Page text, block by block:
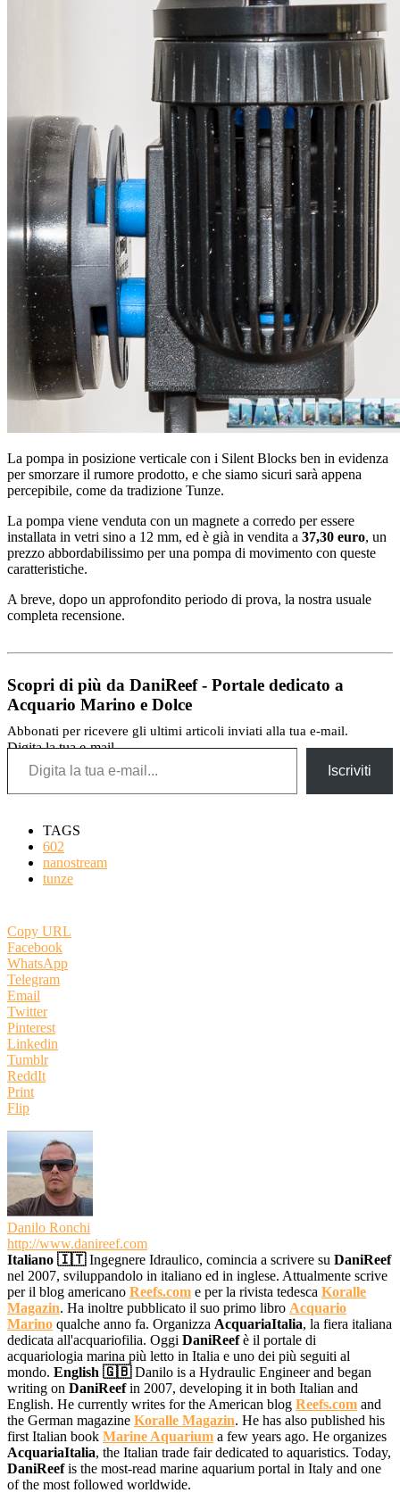
La pompa in posizione verticale con i Silent Blocks ben in evidenza
per smorzare il rumore prodotto, e che siamo sicuri sarà appena
percepibile, come da tradizione Tunze.
La pompa viene venduta con un magnete a corredo per essere
installata in vetri sino a 12 mm, ed è già in vendita a 37,30 euro, un
prezzo abbordabilissimo per una pompa di movimento con queste
caratteristiche.
A breve, dopo un approfondito periodo di prova, la nostra usuale
completa recensione.
Scopri di più da DaniReef - Portale dedicato a
Acquario Marino e Dolce
Abbonati per ricevere gli ultimi articoli inviati alla tua e-mail.
Digita la tua e-mail...
Iscriviti
TAGS
602
nanostream
tunze
Copy URL
Facebook
WhatsApp
Telegram
Email
Twitter
Pinterest
Linkedin
Tumblr
ReddIt
Print
Flip
Danilo Ronchi
http://www.danireef.com
Italiano 🇮🇹Ingegnere Idraulico, comincia a scrivere su DaniReef
nel 2007, sviluppandolo in italiano ed in inglese. Attualmente scrive
per il blog americano Reefs.com e per la rivista tedesca Koralle
Magazin. Ha inoltre pubblicato il suo primo libro Acquario
Marino qualche anno fa. Organizza AcquariaItalia, la fiera italiana
dedicata all'acquariofilia. Oggi DaniReefè il portale di
acquariologia marina più letto in Italia e uno dei più seguiti al
mondo. English 🇬🇧Danilo is a Hydraulic Engineer and began
writing on DaniReefin 2007, developing it in both Italian and
English. He currently writes for the American blog Reefs.com and
the German magazine Koralle Magazin. He has also published his
first Italian book Marine Aquarium a few years ago. He organizes
AcquariaItalia, the Italian trade fair dedicated to aquaristics. Today,
DaniReefis the most-read marine aquarium portal in Italy and one
of the most followed worldwide.